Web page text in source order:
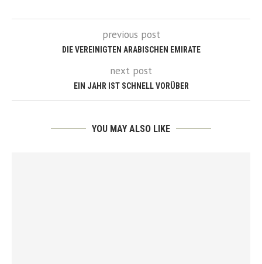
previous post
DIE VEREINIGTEN ARABISCHEN EMIRATE
next post
EIN JAHR IST SCHNELL VORÜBER
YOU MAY ALSO LIKE